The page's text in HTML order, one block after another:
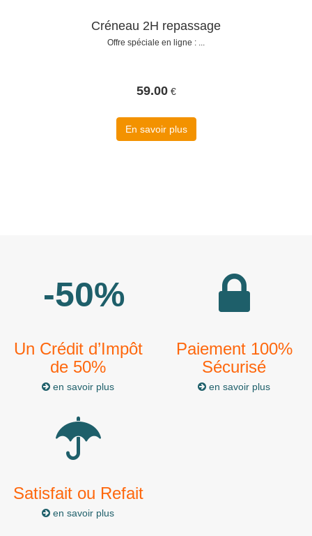
Créneau 2H repassage
Offre spéciale en ligne : ...
59.00€
En savoir plus
-50%
Un Crédit d’Impôt
de 50%
en savoir plus
Paiement 100%
Sécurisé
en savoir plus
Satisfait ou Refait
en savoir plus